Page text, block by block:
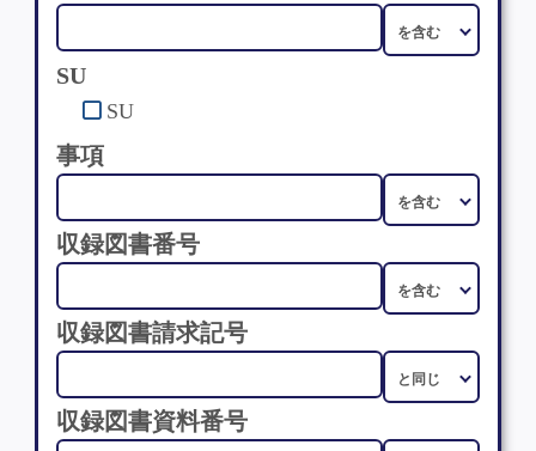
SU
SU
事項
収録図書番号
収録図書請求記号
収録図書資料番号